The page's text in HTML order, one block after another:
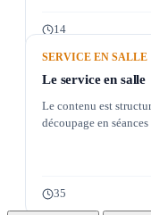
14
SERVICE EN SALLE
Le service en salle
Le contenu est
découpage en
35